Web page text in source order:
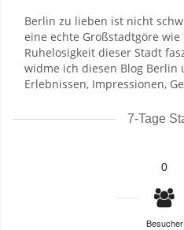
Berlin zu lieben ist nicht
eine echte Großstadtgöre
Ruhelosigkeit dieser Stadt
widme ich diesen Blog Berlin
Erlebnissen, Impressionen,
7-Tage
0
Besucher